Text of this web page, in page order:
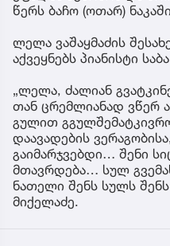
წერს ბაჩო (ოთარ)
ლელა ვაშაყმაძის
აქვეყნებს პიანისტი
„ლელა, ძალიან
თან ცრემლიანად ვწერ
გულით
დაავადების
გაიმარჯვებდი… შენი
მთავრდება… სულ
ნათელი შენს სულს
მიქელაძე.